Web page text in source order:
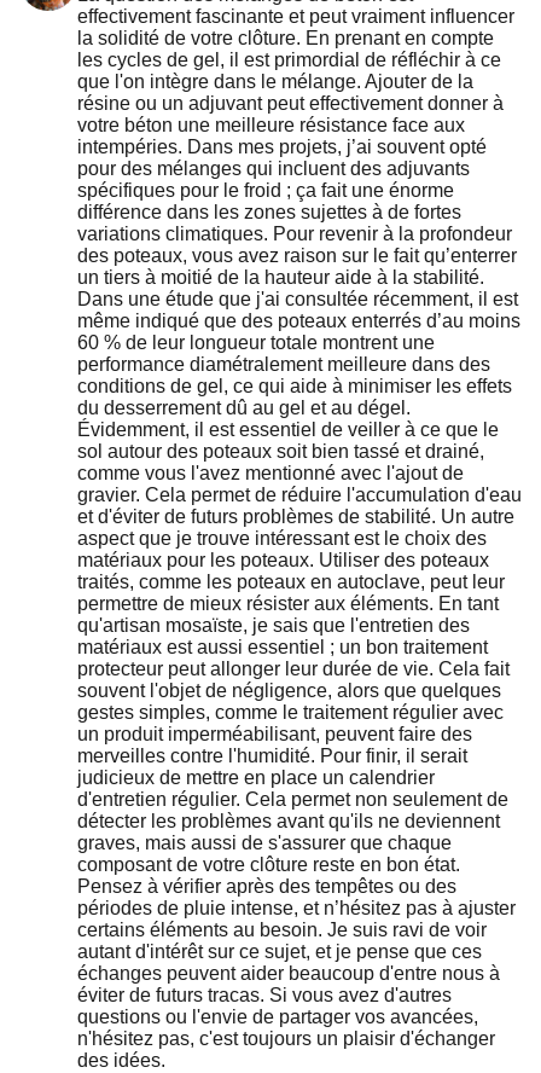
effectivement fascinante et peut vraiment influencer
la solidité de votre clôture. En prenant en compte
les cycles de gel, il est primordial de réfléchir à ce
que l'on intègre dans le mélange. Ajouter de la
résine ou un adjuvant peut effectivement donner à
votre béton une meilleure résistance face aux
intempéries. Dans mes projets, j’ai souvent opté
pour des mélanges qui incluent des adjuvants
spécifiques pour le froid ; ça fait une énorme
différence dans les zones sujettes à de fortes
variations climatiques. Pour revenir à la profondeur
des poteaux, vous avez raison sur le fait qu’enterrer
un tiers à moitié de la hauteur aide à la stabilité.
Dans une étude que j'ai consultée récemment, il est
même indiqué que des poteaux enterrés d’au moins
60 % de leur longueur totale montrent une
performance diamétralement meilleure dans des
conditions de gel, ce qui aide à minimiser les effets
du desserrement dû au gel et au dégel.
Évidemment, il est essentiel de veiller à ce que le
sol autour des poteaux soit bien tassé et drainé,
comme vous l'avez mentionné avec l'ajout de
gravier. Cela permet de réduire l'accumulation d'eau
et d'éviter de futurs problèmes de stabilité. Un autre
aspect que je trouve intéressant est le choix des
matériaux pour les poteaux. Utiliser des poteaux
traités, comme les poteaux en autoclave, peut leur
permettre de mieux résister aux éléments. En tant
qu'artisan mosaïste, je sais que l'entretien des
matériaux est aussi essentiel ; un bon traitement
protecteur peut allonger leur durée de vie. Cela fait
souvent l'objet de négligence, alors que quelques
gestes simples, comme le traitement régulier avec
un produit imperméabilisant, peuvent faire des
merveilles contre l'humidité. Pour finir, il serait
judicieux de mettre en place un calendrier
d'entretien régulier. Cela permet non seulement de
détecter les problèmes avant qu'ils ne deviennent
graves, mais aussi de s'assurer que chaque
composant de votre clôture reste en bon état.
Pensez à vérifier après des tempêtes ou des
périodes de pluie intense, et n’hésitez pas à ajuster
certains éléments au besoin. Je suis ravi de voir
autant d'intérêt sur ce sujet, et je pense que ces
échanges peuvent aider beaucoup d'entre nous à
éviter de futurs tracas. Si vous avez d'autres
questions ou l'envie de partager vos avancées,
n'hésitez pas, c'est toujours un plaisir d'échanger
des idées.